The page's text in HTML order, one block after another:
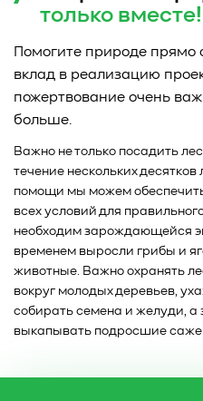
только вместе!
Помогите природе прямо
вклад в реализацию
пожертвование очень
больше.
Важно не только посадить
течение нескольких
помощи мы можем
всех условий для
необходим зарождающейся
временем выросли грибы и
животные. Важно охранять
вокруг молодых деревьев,
собирать семена и желуди, а
выкапывать подросшие